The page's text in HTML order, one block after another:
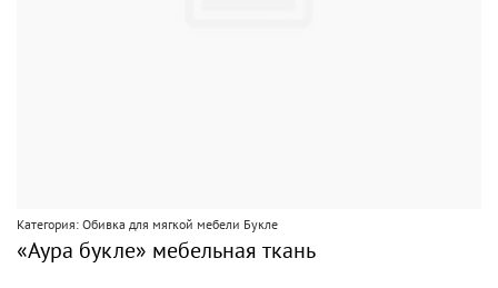
Категория: Обивка для мягкой мебели Букле
«Аура букле» мебельная ткань